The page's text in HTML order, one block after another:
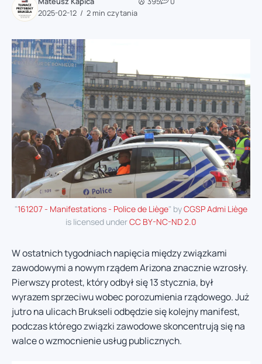
2025-02-12
2 min czytania
"161207 - Manifestations - Police de Liège" byCGSP Admi Liège
is licensed underCC BY-NC-ND 2.0
W ostatnich tygodniach napięcia między związkami
zawodowymi a nowym rządem Arizona znacznie wzrosły.
Pierwszy protest, który odbył się 13 stycznia, był
wyrazem sprzeciwu wobec porozumienia rządowego. Już
jutro na ulicach Brukseli odbędzie się kolejny manifest,
podczas którego związki zawodowe skoncentrują się na
walce o wzmocnienie usług publicznych.